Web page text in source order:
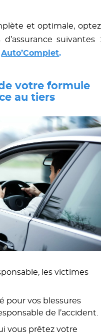
et optimale, optez
suivantes :
Auto’Complet.
votre formule
au tiers
les victimes
pour vos blessures
de l’accident.
vous prêtez votre